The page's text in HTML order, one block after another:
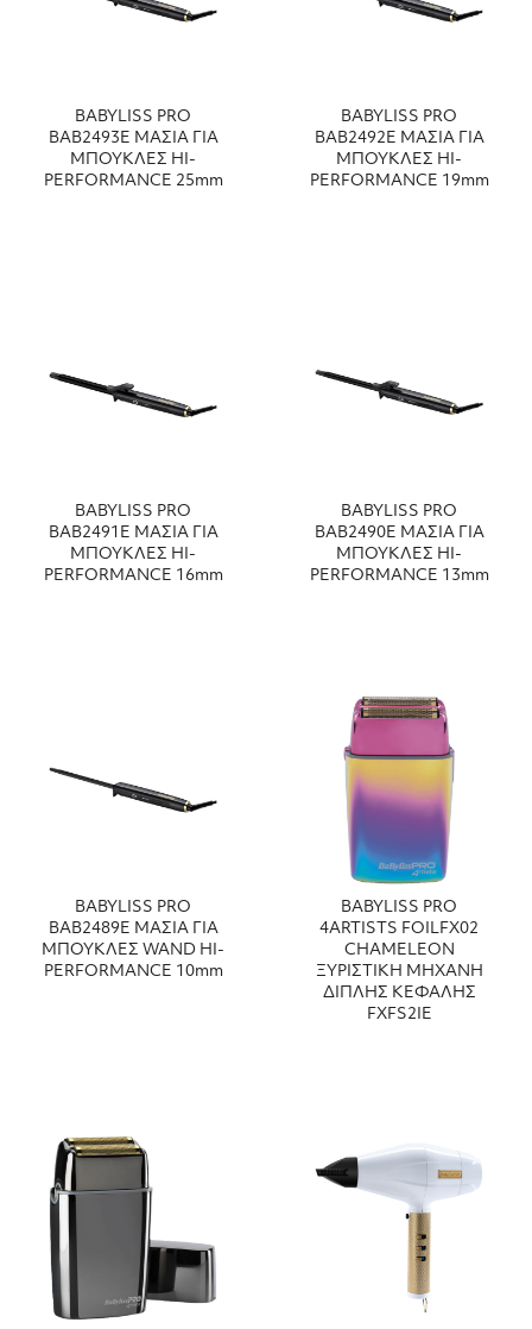
BABYLISS PRO
ΒΑΒ2493Ε ΜΑΣΙΑ ΓΙΑ
ΜΠΟΥΚΛΕΣ HI-
PERFORMANCE 25mm
BABYLISS PRO
ΒΑΒ2492Ε ΜΑΣΙΑ ΓΙΑ
ΜΠΟΥΚΛΕΣ HI-
PERFORMANCE 19mm
BABYLISS PRO
ΒΑΒ2491Ε ΜΑΣΙΑ ΓΙΑ
ΜΠΟΥΚΛΕΣ HI-
PERFORMANCE 16mm
BABYLISS PRO
ΒΑΒ2490Ε ΜΑΣΙΑ ΓΙΑ
ΜΠΟΥΚΛΕΣ HI-
PERFORMANCE 13mm
BABYLISS PRO
ΒΑΒ2489Ε ΜΑΣΙΑ ΓΙΑ
ΜΠΟΥΚΛΕΣ WAND HI-
PERFORMANCE 10mm
BABYLISS PRO
4ARTISTS FOILFX02
CHAMELEON
ΞΥΡΙΣΤΙΚΗ ΜΗΧΑΝΗ
ΔΙΠΛΗΣ ΚΕΦΑΛΗΣ
FXFS2IE